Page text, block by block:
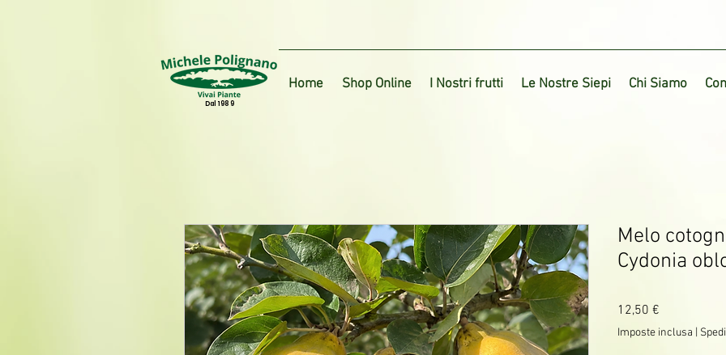
Dal 1989
Home Shop Online I Nostri frutti Le Nostre Siepi Chi Siamo
Melo
Cydonia
12,50 €
Imposte inclusa |